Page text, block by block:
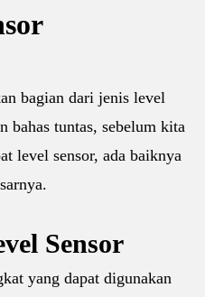
bagian dari jenis level
bahas tuntas, sebelum kita
level sensor, ada baiknya
Sensor
yang dapat digunakan